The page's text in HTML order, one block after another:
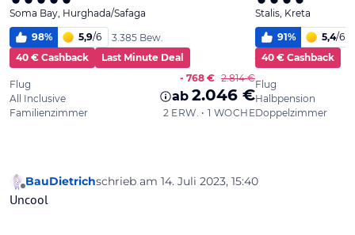
Offline
BauDietrichschrieb am 14. Juli 2023, 15:40
zuletzt editiert von
Uncool